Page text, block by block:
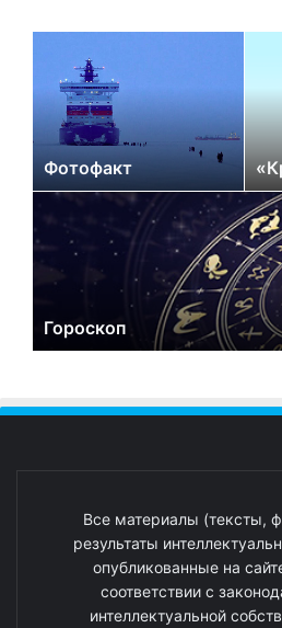
Фотофакт
Гороскоп
Все материалы (тексты,
результаты
опубликованные на
соответствии с
интеллектуальной